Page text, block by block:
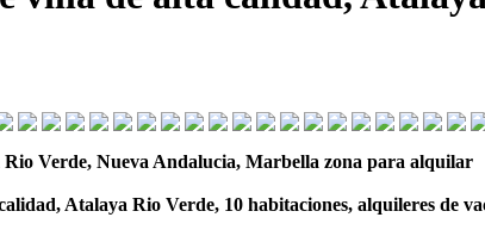
Rio Verde, Nueva Andalucia, Marbella zona para alquilar
Atalaya Rio Verde, 10 habitaciones, alquileres de